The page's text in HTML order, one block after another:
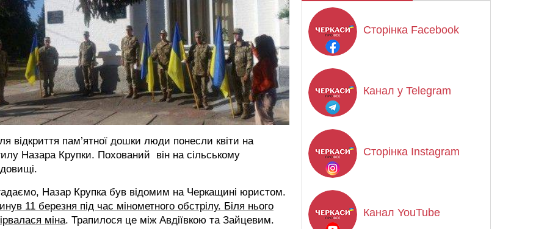
відкриття пам’ятної дошки люди понесли квіти на
Назара Крупки. Похований він на сільському
Назар Крупка був відомим на Черкащині юристом.
11 березня під час мінометного обстрілу. Біля нього
міна. Трапилося це між Авдіївкою та Зайцевим.
Сторінка Facebook
Канал у Telegram
Сторінка Instagram
Канал YouTube